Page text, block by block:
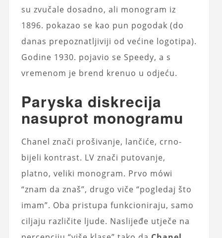
su zvučale dosadno, ali monogram iz
1896. pokazao se kao pun pogodak (do
danas prepoznatljiviji od većine logotipa).
Godine 1930. pojavio se Speedy, a s
vremenom je brend krenuo u odjeću.
Paryska diskrecija
nasuprot monogramu
Chanel znači prošivanje, lančiće, crno-
bijeli kontrast. LV znači putovanje,
platno, veliki monogram. Prvo mówi
“znam da znaš”, drugo viče “pogledaj što
imam”. Oba pristupa funkcioniraju, samo
ciljaju različite ljude. Naslijeđe utječe na